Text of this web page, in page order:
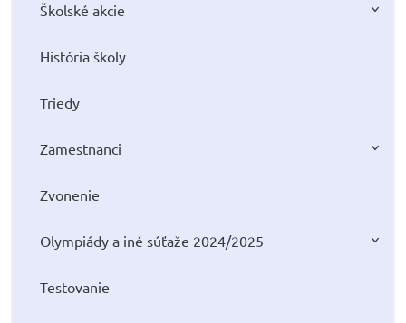
Školské akcie
História školy
Triedy
Zamestnanci
Zvonenie
Olympiády a iné súťaže 2024/2025
Testovanie